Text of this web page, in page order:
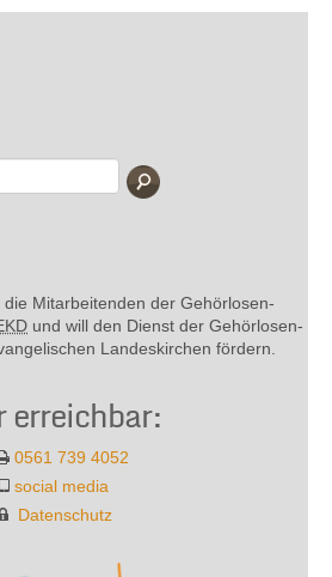
die Mitarbeitenden der Gehör­losen­
und will den Dienst der Gehör­losen­
Landes­kirchen fördern.
erreichbar:
0561 739 4052
social media
Datenschutz